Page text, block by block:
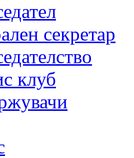
секретар
клуб